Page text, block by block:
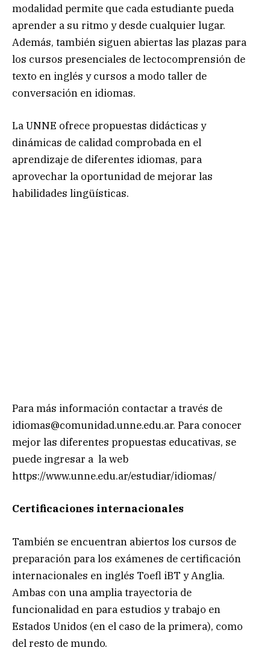
modalidad permite que cada estudiante pueda
aprender a su ritmo y desde cualquier lugar.
Además, también siguen abiertas las plazas para
los cursos presenciales de lectocomprensión de
texto en inglés y cursos a modo taller de
conversación en idiomas.
La UNNE ofrece propuestas didácticas y
dinámicas de calidad comprobada en el
aprendizaje de diferentes idiomas, para
aprovechar la oportunidad de mejorar las
habilidades lingüísticas.
Para más información contactar a través de
idiomas@comunidad.unne.edu.ar. Para conocer
mejor las diferentes propuestas educativas, se
puede ingresar a la web
https://www.unne.edu.ar/estudiar/idiomas/
Certificaciones internacionales
También se encuentran abiertos los cursos de
preparación para los exámenes de certificación
internacionales en inglés Toefl iBT y Anglia.
Ambas con una amplia trayectoria de
funcionalidad en para estudios y trabajo en
Estados Unidos (en el caso de la primera), como
del resto de mundo.